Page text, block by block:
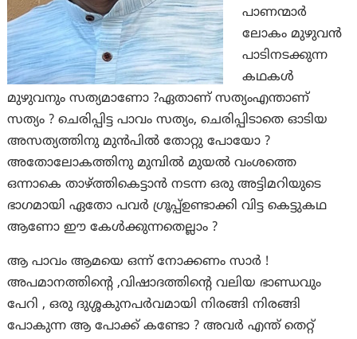
പാണന്മാർ
ലോകം മുഴുവൻ
പാടിനടക്കുന്ന
കഥകൾ
മുഴുവനും സത്യമാണോ ?ഏതാണ് സത്യംഎന്താണ്
സത്യം ? ചെരിപ്പിട്ട പാവം സത്യം, ചെരിപ്പിടാതെ ഓടിയ
അസത്യത്തിനു മുൻപിൽ തോറ്റു പോയോ ?
അതോലോകത്തിനു മുമ്പിൽ മുയൽ വംശത്തെ
ഒന്നാകെ താഴ്ത്തികെട്ടാൻ നടന്ന ഒരു അട്ടിമറിയുടെ
ഭാഗമായി ഏതോ പവർ ഗ്രൂപ്പ്ഉണ്ടാക്കി വിട്ട കെട്ടുകഥ
ആണോ ഈ കേൾക്കുന്നതെല്ലാം ?
ആ പാവം ആമയെ ഒന്ന് നോക്കണം സാർ !
അപമാനത്തിന്റെ ,വിഷാദത്തിന്റെ വലിയ ഭാണ്ഡവും
പേറി , ഒരു ദുശ്ശകുനപർവമായി നിരങ്ങി നിരങ്ങി
പോകുന്ന ആ പോക്ക് കണ്ടോ ? അവർ എന്ത് തെറ്റ്